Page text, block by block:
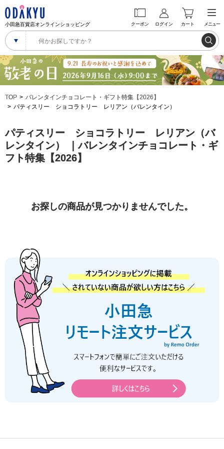
小田急百貨店オンラインショッピング クーポン ログイン カート メニュー
TOP
バレンタインチョコレート・ギフト特集【2026】
パティスリー ショコラトリー レリアン（バレンタイン）
パティスリー ショコラトリー レリアン（バ
レンタイン） ｜バレンタインチョコレート・ギ
フト特集【2026】
お探しの商品が見つかりませんでした。